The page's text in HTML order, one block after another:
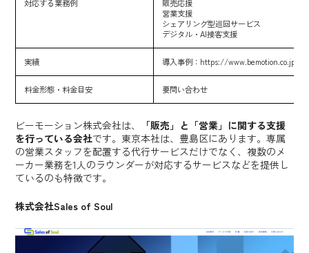
対応する業務例
販売応援
営業支援
シェアリング型巡回サービス
デジタル・AI接客支援
実績 導入事例： https://www.bemotion.co.jp/
料金形態・料金目安 要問い合わせ
ビーモーション株式会社は、
「販売」と「営業」に関する支援
を行っている会社です。東京本社は、豊島区にあります。専属
の営業スタッフを配置する代行サービスだけでなく、複数のメ
ーカー業務を1人のラウンダーが対応するサービスなどを提供し
ているのも特徴です。
株式会社Sales of Soul